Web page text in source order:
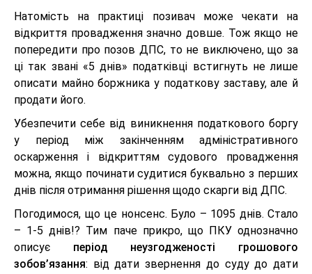
Натомість на практиці позивач може чекати на
відкриття провадження значно довше. Тож якщо не
попередити про позов ДПС, то не виключено, що за
ці так звані «5 днів» податківці встигнуть не лише
описати майно боржника у податкову заставу, але й
продати його.
Убезпечити себе від виникнення податкового боргу
у період між закінченням адміністративного
оскарження і відкриттям судового провадження
можна, якщо починати судитися буквально з перших
днів після отримання рішення щодо скарги від ДПС.
Погодимося, що це нонсенс. Було – 1095 днів. Стало
– 1-5 днів!? Тим паче прикро, що ПКУ однозначно
описує період неузгодженості грошового
зобов’язання: від дати звернення до суду до дати